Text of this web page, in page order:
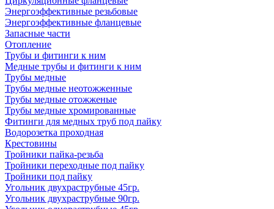
Энергоэффективные резьбовые
Энергоэффективные фланцевые
Запасные части
Отопление
Трубы и фитинги к ним
Медные трубы и фитинги к ним
Трубы медные
Трубы медные неотожженные
Трубы медные отожженые
Трубы медные хромированные
Фитинги для медных труб под пайку
Водорозетка проходная
Крестовины
Тройники пайка-резьба
Тройники переходные под пайку
Тройники под пайку
Угольник двухраструбные 45гр.
Угольник двухраструбные 90гр.